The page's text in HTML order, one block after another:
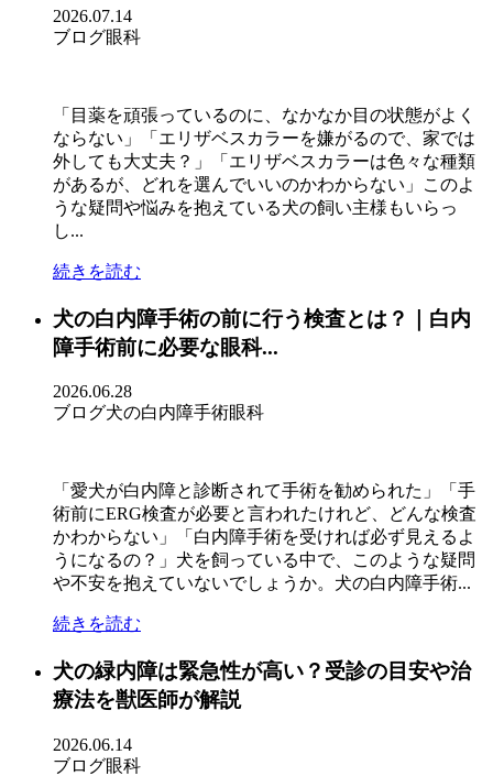
2026.07.14
ブログ眼科
「目薬を頑張っているのに、なかなか目の状態がよく
ならない」「エリザベスカラーを嫌がるので、家では
外しても大丈夫？」「エリザベスカラーは色々な種類
があるが、どれを選んでいいのかわからない」このよ
うな疑問や悩みを抱えている犬の飼い主様もいらっ
し...
続きを読む
犬の白内障手術の前に行う検査とは？｜白内
障手術前に必要な眼科...
2026.06.28
ブログ犬の白内障手術眼科
「愛犬が白内障と診断されて手術を勧められた」「手
術前にERG検査が必要と言われたけれど、どんな検査
かわからない」「白内障手術を受ければ必ず見えるよ
うになるの？」犬を飼っている中で、このような疑問
や不安を抱えていないでしょうか。犬の白内障手術...
続きを読む
犬の緑内障は緊急性が高い？受診の目安や治
療法を獣医師が解説
2026.06.14
ブログ眼科